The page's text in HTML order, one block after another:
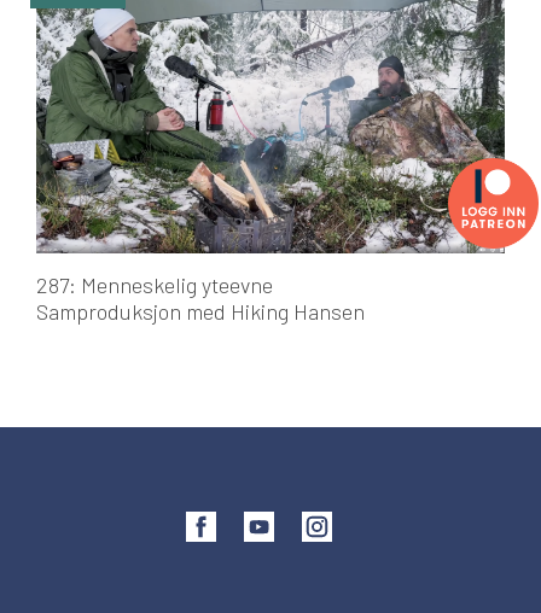
287: Menneskelig yteevne
Samproduksjon med Hiking Hansen